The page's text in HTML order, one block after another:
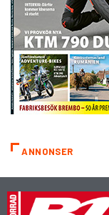
ANNONSER